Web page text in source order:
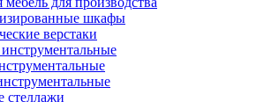
шкафы
верстаки
стеллажи